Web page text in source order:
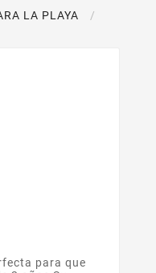
LA PLAYA
para que